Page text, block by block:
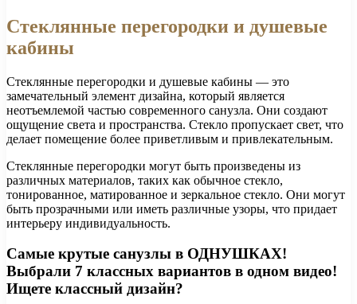
Стеклянные перегородки и душевые
кабины
Стеклянные перегородки и душевые кабины — это
замечательный элемент дизайна, который является
неотъемлемой частью современного санузла. Они создают
ощущение света и пространства. Стекло пропускает свет, что
делает помещение более приветливым и привлекательным.
Стеклянные перегородки могут быть произведены из
различных материалов, таких как обычное стекло,
тонированное, матированное и зеркальное стекло. Они могут
быть прозрачными или иметь различные узоры, что придает
интерьеру индивидуальность.
Самые крутые санузлы в ОДНУШКАХ!
Выбрали 7 классных вариантов в одном видео!
Ищете классный дизайн?